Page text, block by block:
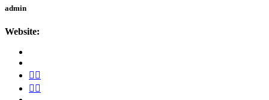
admin
Website: